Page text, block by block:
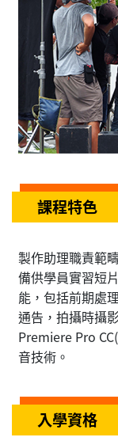
課程特色
製作助理職責範
備供學員實習短
能，包括前期處
通告，拍攝時攝
Premiere Pro
音技術。
入學資格